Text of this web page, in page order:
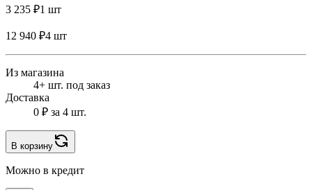
3 235 ₽1 шт
12 940 ₽4 шт
Из магазина
4+ шт. под заказ
Доставка
0 ₽ за 4 шт.
В корзину
Можно в кредит